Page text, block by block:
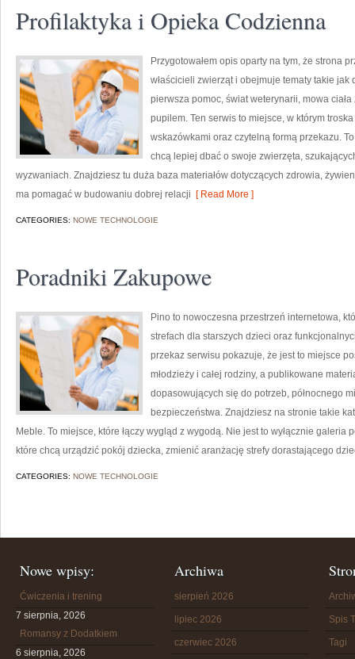
Profilaktyka i Opieka Codzienna
Przygotowałem opis oparty na tym, że strona
właścicieli zwierząt i obejmuje tematy takie
pierwsza pomoc, świat weterynarii, mowa
pupilem. Ten serwis to miejsce, w którym
wskazówkami oraz czytelną formą przekazu.
chcą lepiej dbać o swoje zwierzęta,
wyzwaniach. Znajdziesz tu duża baza materiałów dotyczących zdrowia,
ma pomagać w budowaniu dobrej relacji [ Read More ]
CATEGORIES: NOWE TECHNOLOGIE
Poradniki Zakupowe
Pino to nowoczesna przestrzeń internetowa,
strefach dla starszych dzieci oraz
przekaz serwisu pokazuje, że jest to miejsce
młodzieży i całej rodziny, a publikowane
dopasowujących się do potrzeb, północnego
bezpieczeństwa. Znajdziesz na stronie takie
Meble. To miejsce, które łączy wygląd z wygodą. Nie jest to wyłącznie galeria
które chcą urządzić pokój dziecka, zmienić aranżację strefy dorastającego
CATEGORIES: NOWE TECHNOLOGIE
Nowe wpisy:
Ćwiczenia i trening
7 sierpnia, 2026
Romansy z Dodatkiem
6 sierpnia, 2026
Archiwa
sierpień 2026
lipiec 2026
czerwiec 2026
Spis
Tagi